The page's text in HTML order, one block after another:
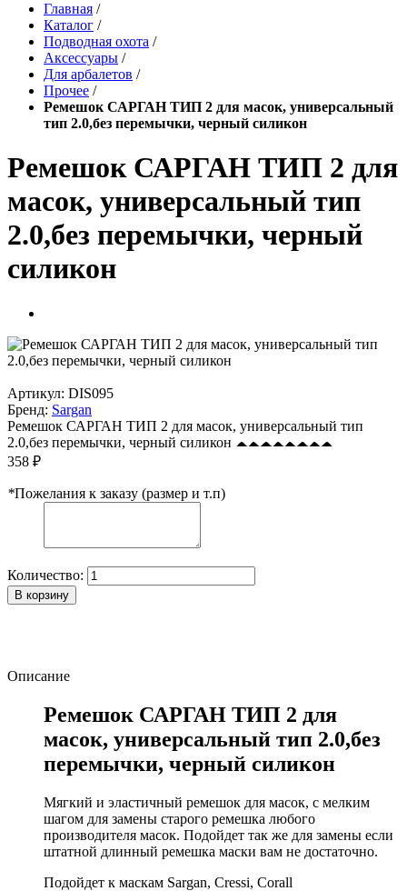
Главная /
Каталог /
Подводная охота /
Аксессуары /
Для арбалетов /
Прочее /
Ремешок САРГАН ТИП 2 для масок, универсальный
тип 2.0,без перемычки, черный силикон
Ремешок САРГАН ТИП 2 для
масок, универсальный тип
2.0,без перемычки, черный
силикон
Артикул: DIS095
Бренд: Sargan
Ремешок САРГАН ТИП 2 для масок, универсальный тип
2.0,без перемычки, черный силикон
358 ₽
*Пожелания к заказу (размер и т.п)
Количество:
В корзину
Описание
Ремешок САРГАН ТИП 2 для
масок, универсальный тип 2.0,без
перемычки, черный силикон
Мягкий и эластичный ремешок для масок, с мелким
шагом для замены старого ремешка любого
производителя масок. Подойдет так же для замены если
штатной длинный ремешка маски вам не достаточно.
Подойдет к маскам Sargan, Cressi, Corall